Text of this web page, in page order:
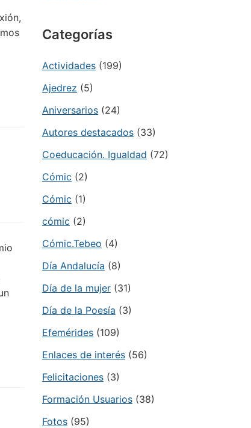
Categorías
Actividades (199)
Ajedrez (5)
Aniversarios (24)
Autores destacados (33)
Coeducación. Igualdad (72)
Cómic (2)
Cómic (1)
cómic (2)
Cómic.Tebeo (4)
Día Andalucía (8)
Día de la mujer (31)
Día de la Poesía (3)
Efemérides (109)
Enlaces de interés (56)
Felicitaciones (3)
Formación Usuarios (38)
Fotos (95)